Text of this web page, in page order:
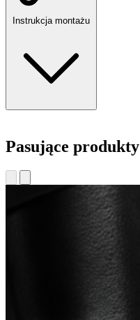
Instrukcja montażu
Pasujące produkty